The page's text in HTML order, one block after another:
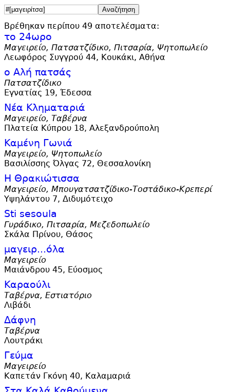
Βρέθηκαν περίπου 49 αποτελέσματα:
το 24ωρο
Μαγειρείο, Πατσατζίδικο, Πιτσαρία, Ψητοπωλείο
Λεωφόρος Συγγρού 44, Κουκάκι, Αθήνα
ο Αλή πατσάς
Πατσατζίδικο
Εγνατίας 19, Έδεσσα
Νέα Κληματαριά
Μαγειρείο, Ταβέρνα
Πλατεία Κύπρου 18, Αλεξανδρούπολη
Καμένη Γωνιά
Μαγειρείο, Ψητοπωλείο
Βασιλίσσης Όλγας 72, Θεσσαλονίκη
Η Θρακιώτισσα
Μαγειρείο, Μπουγατσατζίδικο-Τοστάδικο-Κρεπερί
Υψηλάντου 7, Διδυμότειχο
Sti sesoula
Γυράδικο, Πιτσαρία, Μεζεδοπωλείο
Σκάλα Πρίνου, Θάσος
μαγειρ...όλα
Μαγειρείο
Μαιάνδρου 45, Εύοσμος
Καραούλι
Ταβέρνα, Εστιατόριο
Λιβάδι
Δάφνη
Ταβέρνα
Λουτράκι
Γεύμα
Μαγειρείο
Καπετάν Γκόνη 40, Καλαμαριά